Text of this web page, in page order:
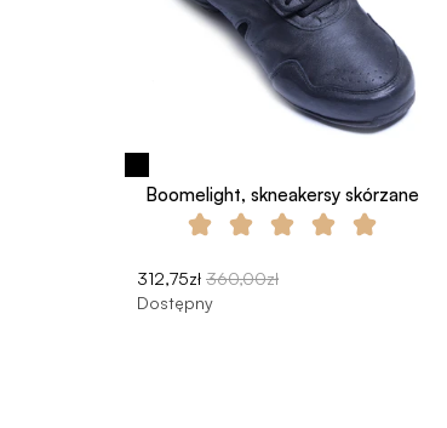
Boomelight, skneakersy skórzane
312,75zł 360,00zł
Dostępny